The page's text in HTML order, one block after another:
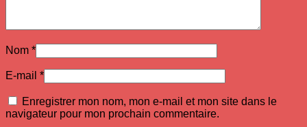
Nom *
E-mail *
Enregistrer mon nom, mon e-mail et mon site dans le
navigateur pour mon prochain commentaire.